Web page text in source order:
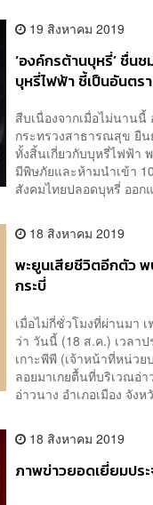
19 สิงหาคม 2019
‘องค์กรต้านบุหรี่’ ชื่น
บุหรี่ไฟฟ้า ชี้เป็นอันตร
สืบเนื่องจากเมื่อไม่นาน
กระทรวงสาธารณสุข ยื
ทั้งสิ้นเกี่ยวกับบุหรี่ไฟฟ้า
มีพิษภัยและห้ามนำเข้า
สังคมไทยปลอดบุหรี่ ออก
18 สิงหาคม 2019
พะยูนเสียชีวิตอีกตัว
กระบี่
เมื่อไม่กี่ชั่วโมงที่ผ่านมา
ว่า วันนี้ (18 ส.ค.) เวลา
เกาะพีพี (เจ้าหน้าที่หน่ว
ลอยมาเกยตื้นที่บริเวณอ่
อ่าวนาง อำเภอเมือง จัง
18 สิงหาคม 2019
ภาพข่าวยอดเยี่ยมประ